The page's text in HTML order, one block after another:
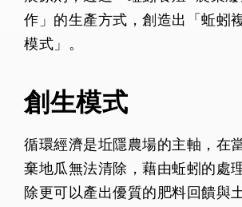
作」的生產方式，創造出「蚯蚓
模式」。
創生模式
循環經濟是坵隱農場的主軸，在
棄地瓜無法清除，藉由蚯蚓的處
除更可以產出優質的肥料回饋與